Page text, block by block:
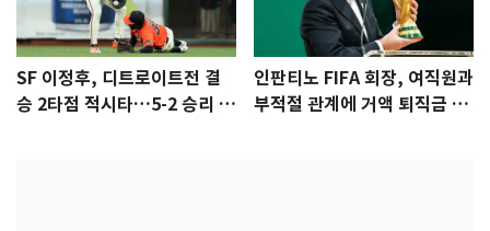
SF 이정후, 디트로이트전 결
승 2타점 적시타…5-2 승리 견
인판티노 FIFA 회장, 여직원과
부적절 관계에 거액 퇴직금 지